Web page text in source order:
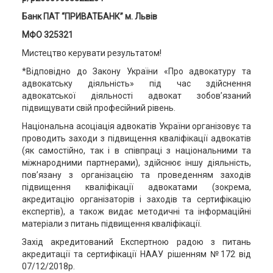
Банк ПАТ “ПРИВАТБАНК” м. Львів
МФО 325321
Мистецтво керувати результатом!
*Відповідно до Закону України «Про адвокатуру та
адвокатську діяльність» під час здійснення
адвокатської діяльності адвокат зобов’язаний
підвищувати свій професійний рівень.
Національна асоціація адвокатів України організовує та
проводить заходи з підвищення кваліфікації адвокатів
(як самостійно, так і в співпраці з національними та
міжнародними партнерами), здійснює іншу діяльність,
пов’язану з організацєію та проведенням заходів
підвищення кваліфікації адвокатами (зокрема,
акредитацію організаторів і заходів та сертифікацію
експертів), а також видає методичні та інформаційні
матеріали з питань підвищення кваліфікації.
Захід акредитований Експертною радою з питань
акредитації та сертифікації НААУ рішенням №172 від
07/12/2018р.